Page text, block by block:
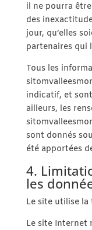
il ne pourra
des
jour, qu’elles
partenaires qui
Tous les
indicatif, et
ailleurs, les
sont donnés
été apportées
4.
les
Le site utilise
Le site Internet